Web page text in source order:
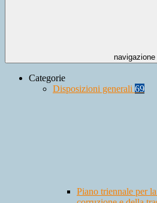
navigazione
Categorie
Disposizioni generali 69
Piano triennale per